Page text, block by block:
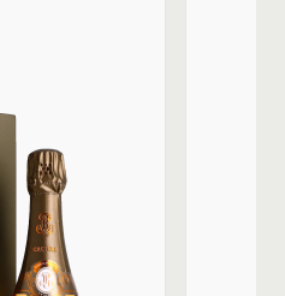
avec le
2006, est un champagne
% de raisins noirs (pinot noir
raisins blancs
le composent sont